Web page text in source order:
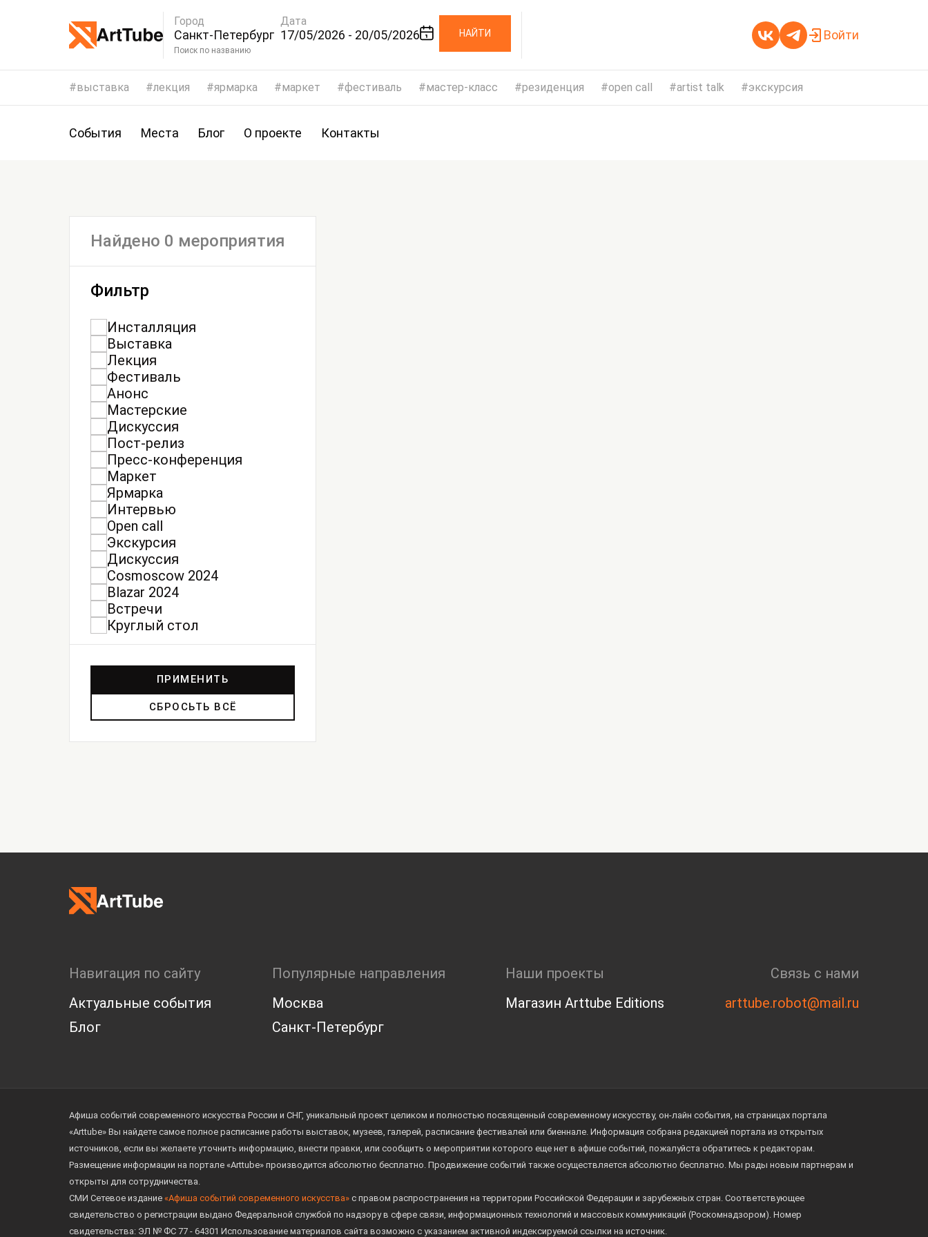
Город
Санкт-Петербург
Дата
17/05/2026 - 20/05/2026
Поиск по названию
НАЙТИ Войти
выставка лекция ярмарка маркет фестиваль мастер-класс резиденция open call artist talk экскурсия
События Места Блог О проекте Контакты
Найдено 0 мероприятия
Фильтр
Инсталляция
Выставка
Лекция
Фестиваль
Анонс
Мастерские
Дискуссия
Пост-релиз
Пресс-конференция
Маркет
Ярмарка
Интервью
Open call
Экскурсия
Дискуссия
Cosmoscow 2024
Blazar 2024
Встречи
Круглый стол
ПРИМЕНИТЬ
СБРОСЬТЬ ВСЁ
Навигация по сайту
Актуальные события
Блог
Популярные направления
Москва
Санкт-Петербург
Наши проекты
Магазин Arttube Editions
Связь с нами
arttube.robot@mail.ru
Афиша событий современного искусства России и СНГ, уникальный проект целиком и полностью посвященный современному искусству, он-лайн события, на страницах портала
«Arttube» Вы найдете самое полное расписание работы выставок, музеев, галерей, расписание фестивалей или биеннале. Информация собрана редакцией портала из открытых
источников, если вы желаете уточнить информацию, внести правки, или сообщить о мероприятии которого еще нет в афише событий, пожалуйста обратитесь к редакторам.
Размещение информации на портале «Arttube» производится абсолютно бесплатно. Продвижение событий также осуществляется абсолютно бесплатно. Мы рады новым партнерам и
открыты для сотрудничества.
СМИ Сетевое издание «Афиша событий современного искусства» с правом распространения на территории Российской Федерации и зарубежных стран. Соответствующее
свидетельство о регистрации выдано Федеральной службой по надзору в сфере связи, информационных технологий и массовых коммуникаций (Роскомнадзором). Номер
свидетельства: ЭЛ № ФС 77 - 64301 Использование материалов сайта возможно с указанием активной индексируемой ссылки на источник.